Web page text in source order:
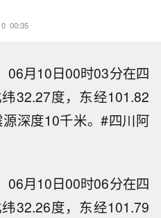
00:35
06月10日00时03分在四
32.27度，东经101.82
深度10千米。#四川阿
06月10日00时06分在四
32.26度，东经101.79